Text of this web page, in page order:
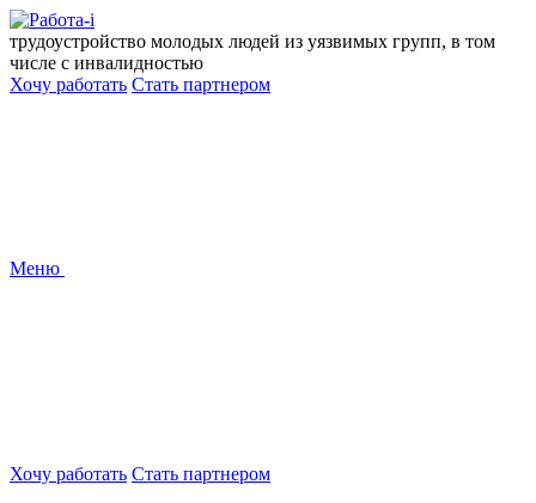
Перейти
к
содержанию
трудоустройство молодых людей из уязвимых групп, в том
числе с инвалидностью
Хочу работать Стать партнером
Меню
Хочу работать Стать партнером